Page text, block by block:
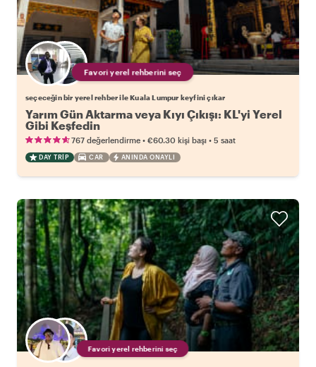
Favori yerel rehberini seç
seçeceğin bir yerel rehber ile Kuala Lumpur keyfini çıkar
Yarım Gün Aktarma veya Kıyı Çıkışı: KL'yi Yerel
Gibi Keşfedin
767 değerlendirme • €60.30 kişi başı • 5 saat
DAY TRIP CAR ANINDA ONAYLI
Favori yerel rehberini seç